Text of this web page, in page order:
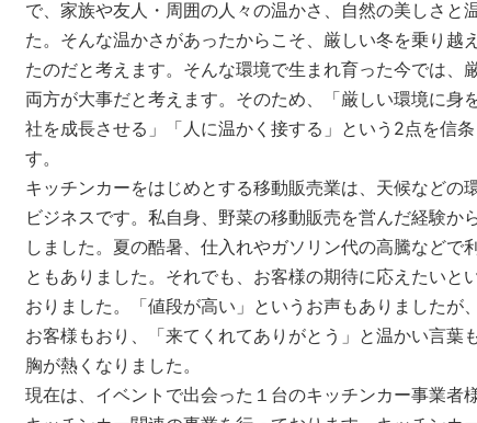
で、家族や友人・周囲の人々の温かさ、自然の美しさと
た。そんな温かさがあったからこそ、厳しい冬を乗り越
たのだと考えます。そんな環境で生まれ育った今では、
両方が大事だと考えます。そのため、「厳しい環境に身
社を成長させる」「人に温かく接する」という2点を信条
す。
キッチンカーをはじめとする移動販売業は、天候などの
ビジネスです。私自身、野菜の移動販売を営んだ経験か
しました。夏の酷暑、仕入れやガソリン代の高騰などで
ともありました。それでも、お客様の期待に応えたいと
おりました。「値段が高い」というお声もありましたが
お客様もおり、「来てくれてありがとう」と温かい言葉
胸が熱くなりました。
現在は、イベントで出会った１台のキッチンカー事業者